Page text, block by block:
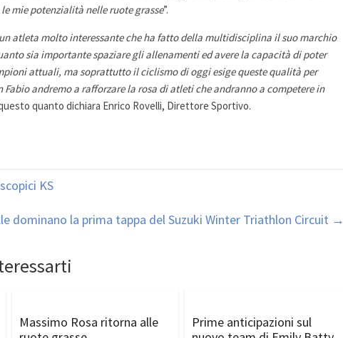
mie potenzialità nelle ruote grasse”.
atleta molto interessante che ha fatto della multidisciplina il suo marchio
sia importante spaziare gli allenamenti ed avere la capacità di poter
attuali, ma soprattutto il ciclismo di oggi esige queste qualità per
Fabio andremo a rafforzare la rosa di atleti che andranno a competere in
quanto dichiara Enrico Rovelli, Direttore Sportivo.
KS
dominano la prima tappa del Suzuki Winter Triathlon Circuit →
Massimo Rosa ritorna alle
Prime anticipazioni sul